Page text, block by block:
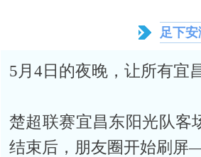
足下
5月4日的夜晚，让所有宜
楚超联赛宜昌东阳光队客
结束后，朋友圈开始刷